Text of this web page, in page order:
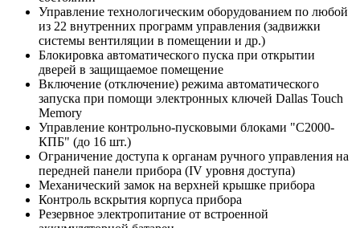
Управление технологическим оборудованием по любой
из 22 внутренних программ управления (задвижки
системы вентиляции в помещении и др.)
Блокировка автоматического пуска при открытии
дверей в защищаемое помещение
Включение (отключение) режима автоматического
запуска при помощи электронных ключей Dallas Touch
Memory
Управление контрольно-пусковыми блоками "С2000-
КПБ" (до 16 шт.)
Ограничение доступа к органам ручного управления на
передней панели прибора (IV уровня доступа)
Механический замок на верхней крышке прибора
Контроль вскрытия корпуса прибора
Резервное электропитание от встроенной